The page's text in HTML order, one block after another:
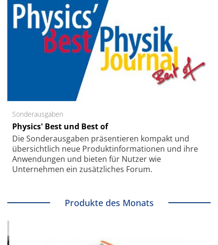
Sonderausgaben
Physics' Best und Best of
Die Sonder­ausgaben präsentieren kompakt und
übersichtlich neue Produkt­informationen und ihre
Anwendungen und bieten für Nutzer wie
Unternehmen ein zusätzliches Forum.
Produkte des Monats